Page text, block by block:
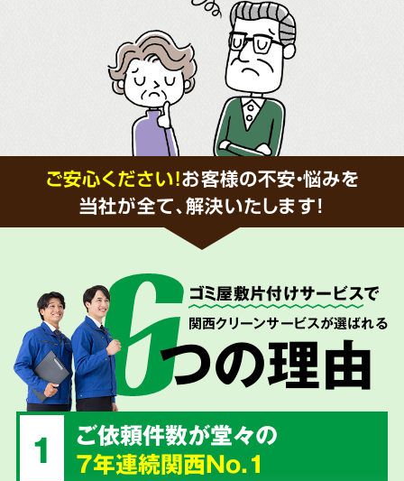
ご安心ください！お客様の不安・悩みを
当社が全て、解決いたします!
ゴミ屋敷片付けサービスで
関西クリーンサービスが選ばれる
つの理由
1
ご依頼件数が堂々の
7年連続関西No.1